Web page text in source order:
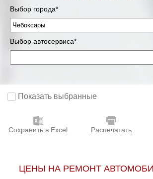
Выбор города*
Выбор автосервиса*
Показать выбранные
Сохранить в Excel Распечатать
ЦЕНЫ НА РЕМОНТ